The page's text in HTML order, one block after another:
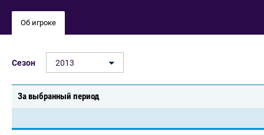
Об игроке
Сезон 2013
За выбранный период